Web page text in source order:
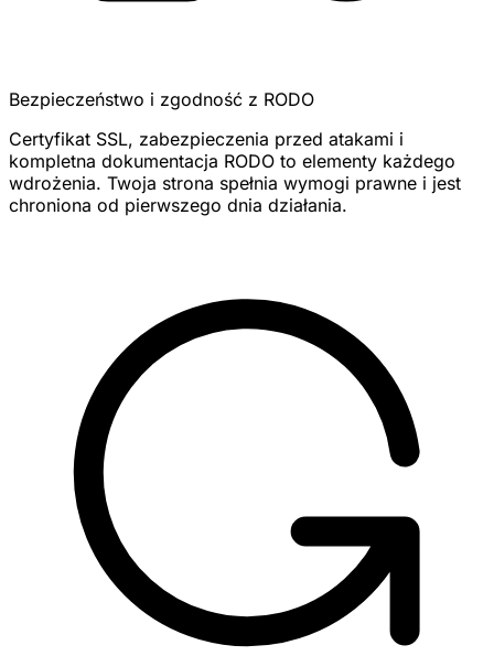
Bezpieczeństwo i zgodność z RODO
Certyfikat SSL, zabezpieczenia przed atakami i
kompletna dokumentacja RODO to elementy każdego
wdrożenia. Twoja strona spełnia wymogi prawne i jest
chroniona od pierwszego dnia działania.